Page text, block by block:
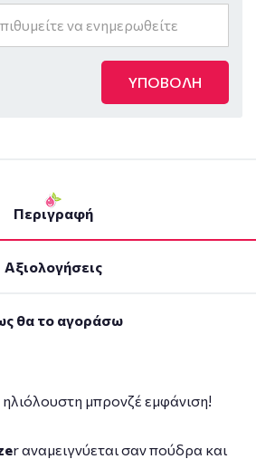
ΥΠΟΒΟΛΗ
Περιγραφή
Αξιολογήσεις
θα το αγοράσω
μπρονζέ εμφάνιση!
r αναμειγνύεται σαν πούδρα και